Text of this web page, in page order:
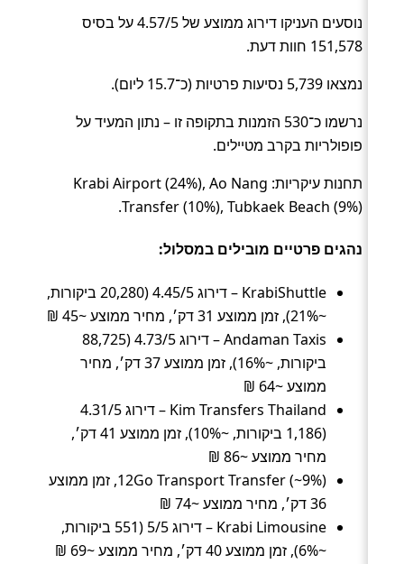
נוסעים העניקו דירוג ממוצע של 4.57/5 על בסיס
151,578 חוות דעת.
נמצאו 5,739 נסיעות פרטיות (כ־15.7 ליום).
נרשמו כ־530 הזמנות בתקופה זו – נתון המעיד על
פופולריות בקרב מטיילים.
תחנות עיקריות: Krabi Airport (24%), Ao Nang
Transfer (10%), Tubkaek Beach (9%).
נהגים פרטיים מובילים במסלול:
KrabiShuttle – דירוג 4.45/5 (20,280 ביקורות,
~21%), זמן ממוצע 31 דק׳, מחיר ממוצע ~45 ₪
Andaman Taxis – דירוג 4.73/5 (88,725
ביקורות, ~16%), זמן ממוצע 37 דק׳, מחיר
ממוצע ~64 ₪
Kim Transfers Thailand – דירוג 4.31/5
(1,186 ביקורות, ~10%), זמן ממוצע 41 דק׳,
מחיר ממוצע ~86 ₪
12Go Transport Transfer (~9%), זמן ממוצע
36 דק׳, מחיר ממוצע ~74 ₪
Krabi Limousine – דירוג 5/5 (551 ביקורות,
~6%), זמן ממוצע 40 דק׳, מחיר ממוצע ~69 ₪